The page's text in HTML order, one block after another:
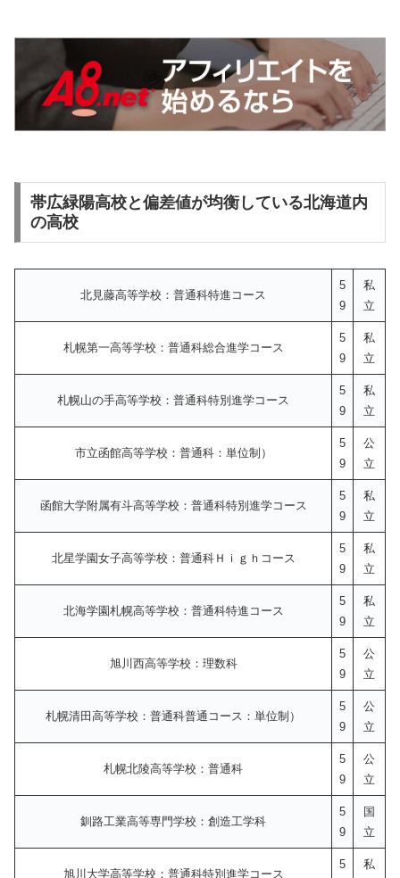
帯広緑陽高校と偏差値が均衡している北海道内
の高校
北見藤高等学校：普通科特進コース
5
9
私
立
札幌第一高等学校：普通科総合進学コース
5
9
私
立
札幌山の手高等学校：普通科特別進学コース
5
9
私
立
市立函館高等学校：普通科：単位制）
5
9
公
立
函館大学附属有斗高等学校：普通科特別進学コース
5
9
私
立
北星学園女子高等学校：普通科Ｈｉｇｈコース
5
9
私
立
北海学園札幌高等学校：普通科特進コース
5
9
私
立
旭川西高等学校：理数科
5
9
公
立
札幌清田高等学校：普通科普通コース：単位制）
5
9
公
立
札幌北陵高等学校：普通科
5
9
公
立
釧路工業高等専門学校：創造工学科
5
9
国
立
旭川大学高等学校：普通科特別進学コース
5
私